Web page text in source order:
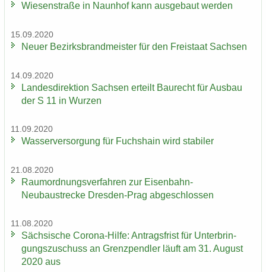
Wie­sen­stra­ße in Naun­hof kann aus­ge­baut wer­den
15.09.2020
Neuer Be­zirks­brand­meis­ter für den Frei­staat Sach­sen
14.09.2020
Lan­des­di­rek­ti­on Sach­sen er­teilt Bau­recht für Aus­bau
der S 11 in Wur­zen
11.09.2020
Was­ser­ver­sor­gung für Fuchs­hain wird sta­bi­ler
21.08.2020
Raum­ord­nungs­ver­fah­ren zur Eisenbahn-​
Neubaustrecke Dresden-​Prag ab­ge­schlos­sen
11.08.2020
Säch­si­sche Corona-​Hilfe: An­trags­frist für Un­ter­brin­
gungs­zu­schuss an Grenz­pend­ler läuft am 31. Au­gust
2020 aus